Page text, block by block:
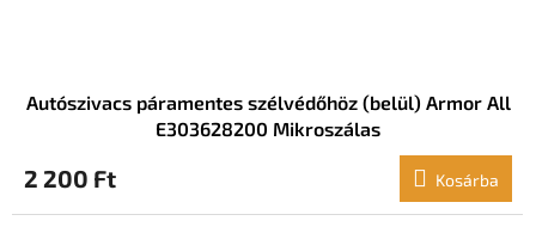
Autószivacs páramentes szélvédőhöz (belül) Armor All
E303628200 Mikroszálas
2 200 Ft Kosárba